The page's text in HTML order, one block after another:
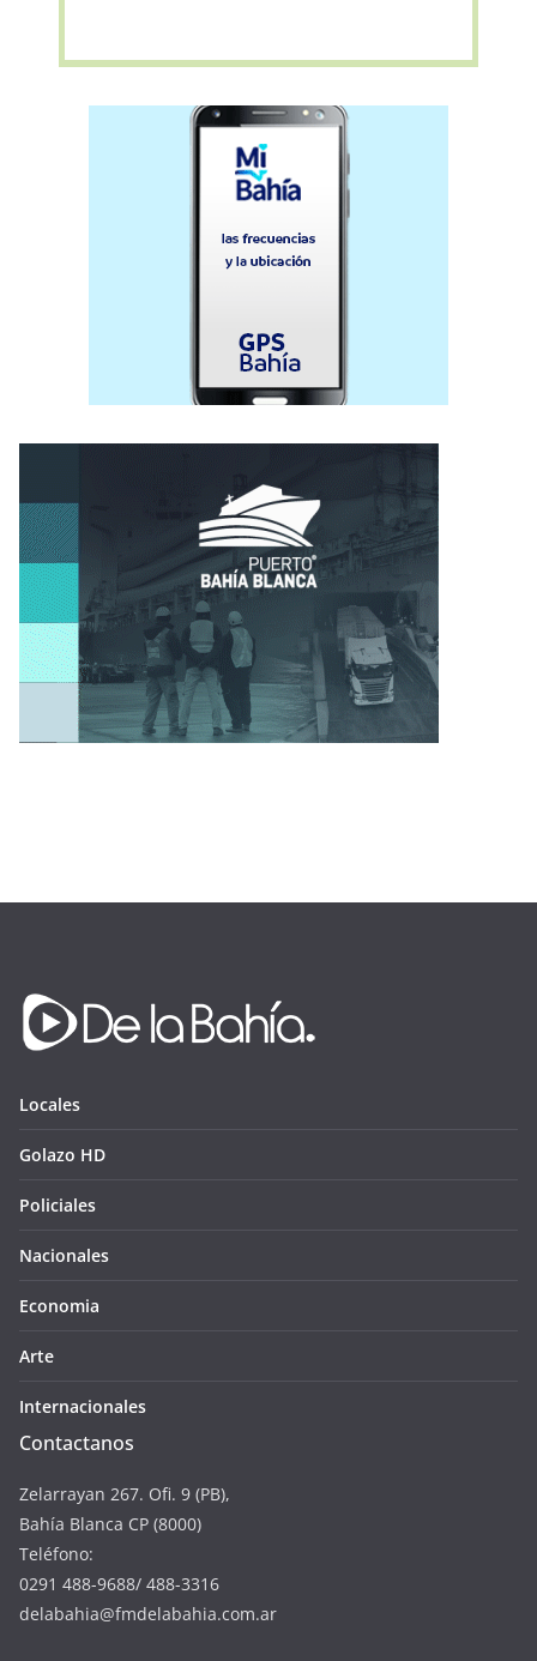
Locales
Golazo HD
Policiales
Nacionales
Economia
Arte
Internacionales
Contactanos
Zelarrayan 267. Ofi. 9 (PB),
Bahía Blanca CP (8000)
Teléfono:
0291 488-9688/ 488-3316
delabahia@fmdelabahia.com.ar